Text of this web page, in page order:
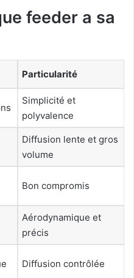
feeder a sa
Particularité
Simplicité et
polyvalence
Diffusion lente et gros
volume
Bon compromis
Aérodynamique et
précis
Diffusion contrôlée